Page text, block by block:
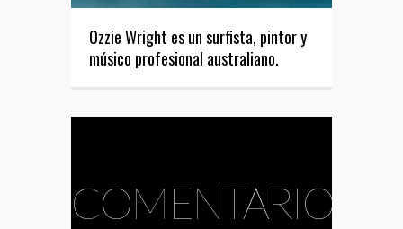
Ozzie Wright es un surfista, pintor y
músico profesional australiano.
COMENTARIOS